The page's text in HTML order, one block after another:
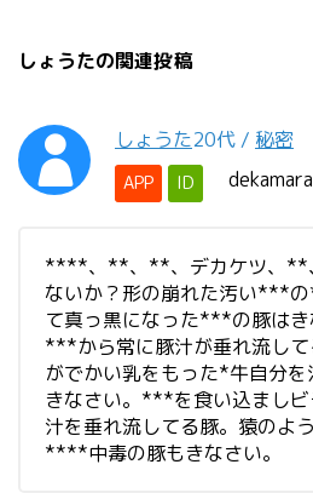
しょうたの関連投稿
しょうた20代 / 秘密
APP ID
****、**、**、デカケツ、**
ないか？形の崩れた汚い***
て真っ黒になった***の豚は
***から常に豚汁が垂れ流し
がでかい乳をもった*牛自分
きなさい。***を食い込まし
汁を垂れ流してる豚。猿のよ
****中毒の豚もきなさい。